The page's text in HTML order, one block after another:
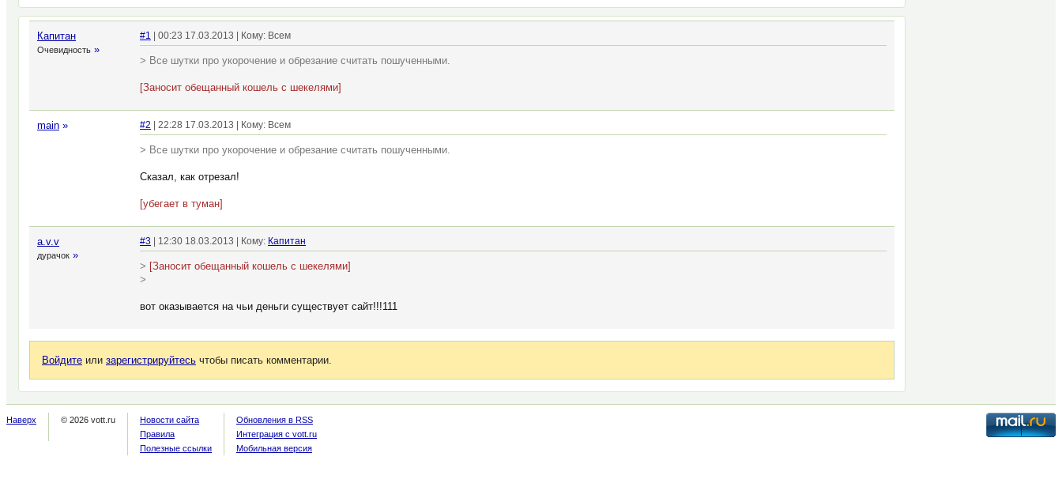
Капитан
Очевидность »
#1 | 00:23 17.03.2013 | Кому: Всем
> Все шутки про укорочение и обрезание считать пошученными.
[Заносит обещанный кошель с шекелями]
main » #2 | 22:28 17.03.2013 | Кому: Всем
> Все шутки про укорочение и обрезание считать пошученными.
Сказал, как отрезал!
[убегает в туман]
a.v.v
дурачок »
#3 | 12:30 18.03.2013 | Кому: Капитан
> [Заносит обещанный кошель с шекелями]
>
вот оказывается на чьи деньги существует сайт!!!111
Войдите или зарегистрируйтесь чтобы писать комментарии.
Наверх © 2026 vott.ru
Новости сайта
Правила
Полезные ссылки
Обновления в RSS
Интеграция с vott.ru
Мобильная версия